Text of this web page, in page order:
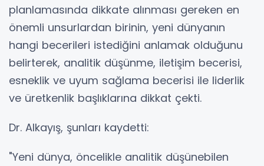
planlamasında dikkate alınması gereken en
önemli unsurlardan birinin, yeni dünyanın
hangi becerileri istediğini anlamak olduğunu
belirterek, analitik düşünme, iletişim becerisi,
esneklik ve uyum sağlama becerisi ile liderlik
ve üretkenlik başlıklarına dikkat çekti.
Dr. Alkayış, şunları kaydetti:
"Yeni dünya, öncelikle analitik düşünebilen